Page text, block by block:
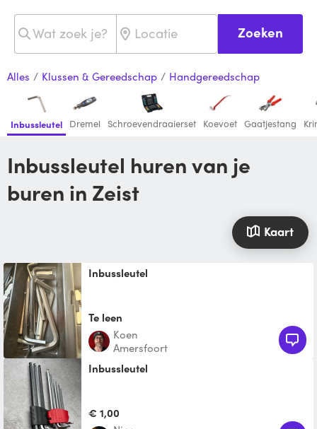
Zoeken
Alles / Klussen & Gereedschap / Handgereedschap
Inbussleutel Dremel Schroevendraaierset Koevoet Gaatjestang
Inbussleutel huren van je
buren in Zeist
Kaart
Inbussleutel
Te leen
Koen
Amersfoort
Inbussleutel
€ 1,00